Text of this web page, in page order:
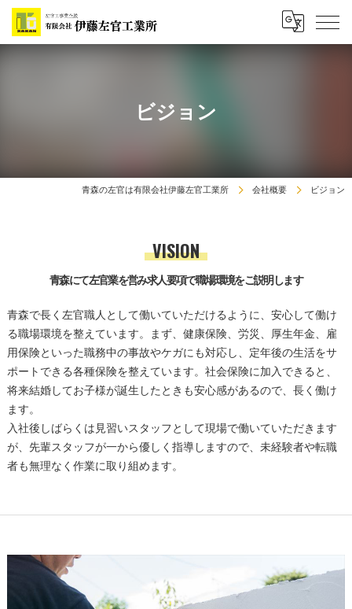
ビジョン
青森の左官は有限会社伊藤左官工業所 会社概要 ビジョン
青森にて左官業を営み求人要項で職場環境をご説明します
VISION
青森で長く左官職人として働いていただけるように、安心して働け
る職場環境を整えています。まず、健康保険、労災、厚生年金、雇
用保険といった職務中の事故やケガにも対応し、定年後の生活をサ
ポートできる各種保険を整えています。社会保険に加入できると、
将来結婚してお子様が誕生したときも安心感があるので、長く働け
ます。
入社後しばらくは見習いスタッフとして現場で働いていただきます
が、先輩スタッフが一から優しく指導しますので、未経験者や転職
者も無理なく作業に取り組めます。